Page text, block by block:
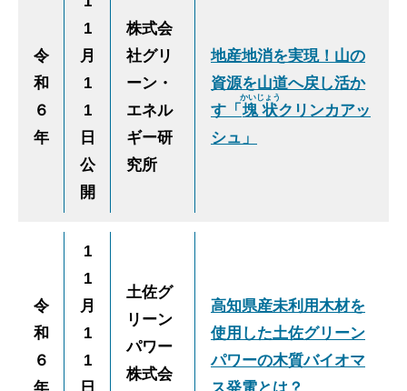
令
和
６
年
1
月
1
1
日
公
開
株式会
社グリ
ーン・
エネル
ギー研
究所
地産地消を実現！山の
資源を山道へ戻し活か
す「 塊状
かいじょう
クリンカアッ
シュ」
令
和
６
1
1
月
1
1
土佐グ
リーン
パワー
株式会
高知県産未利用木材を
使用した土佐グリーン
パワーの木質バイオマ